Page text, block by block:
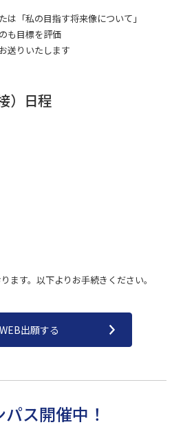
は「私の目指す将来像について」
も目標を評価
送りいたします
）日程
ます。以下よりお手続きください。
WEB出願する
ス開催中！